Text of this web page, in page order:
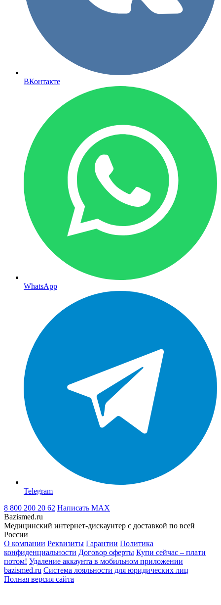
ВКонтакте
WhatsApp
Telegram
8 800 200 20 62 Написать MAX
Bazismed.ru
Медицинский интернет-дискаунтер с доставкой по всей
России
О компании Реквизиты Гарантии Политика
конфиденциальности Договор оферты Купи сейчас – плати
потом! Удаление аккаунта в мобильном приложении
bazismed.ru Система лояльности для юридических лиц
Полная версия сайта